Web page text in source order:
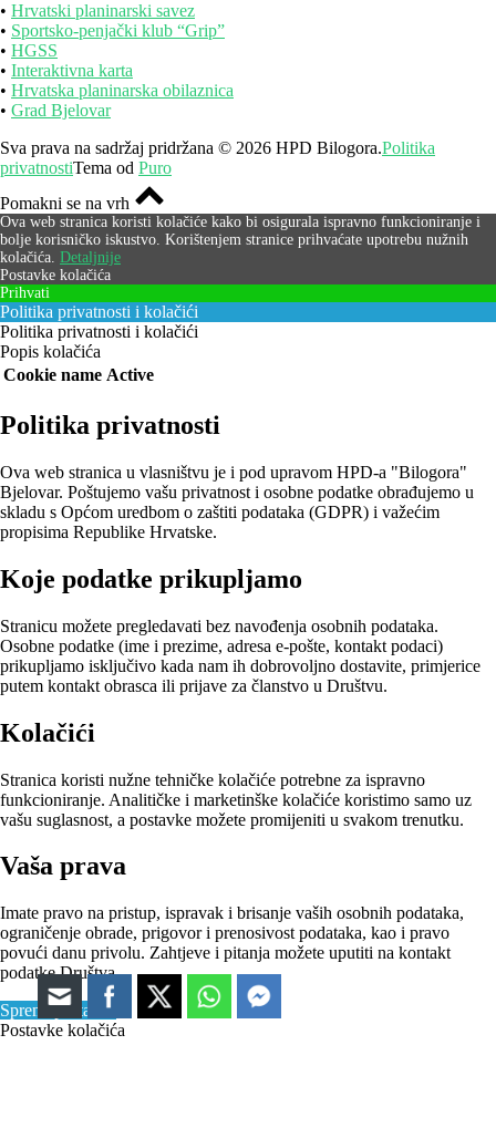
• Hrvatski planinarski savez
• Sportsko-penjački klub “Grip”
• HGSS
• Interaktivna karta
• Hrvatska planinarska obilaznica
• Grad Bjelovar
Sva prava na sadržaj pridržana © 2026 HPD Bilogora.Politika
privatnostiTema od Puro
Pomakni se na vrh
Ova web stranica koristi kolačiće kako bi osigurala ispravno funkcioniranje i
bolje korisničko iskustvo. Korištenjem stranice prihvaćate upotrebu nužnih
kolačića. Detaljnije
Postavke kolačića
Prihvati
Politika privatnosti i kolačići
Politika privatnosti i kolačići
Popis kolačića
Cookie name Active
Politika privatnosti
Ova web stranica u vlasništvu je i pod upravom HPD-a "Bilogora"
Bjelovar. Poštujemo vašu privatnost i osobne podatke obrađujemo u
skladu s Općom uredbom o zaštiti podataka (GDPR) i važećim
propisima Republike Hrvatske.
Koje podatke prikupljamo
Stranicu možete pregledavati bez navođenja osobnih podataka.
Osobne podatke (ime i prezime, adresa e-pošte, kontakt podaci)
prikupljamo isključivo kada nam ih dobrovoljno dostavite, primjerice
putem kontakt obrasca ili prijave za članstvo u Društvu.
Kolačići
Stranica koristi nužne tehničke kolačiće potrebne za ispravno
funkcioniranje. Analitičke i marketinške kolačiće koristimo samo uz
vašu suglasnost, a postavke možete promijeniti u svakom trenutku.
Vaša prava
Imate pravo na pristup, ispravak i brisanje vaših osobnih podataka,
ograničenje obrade, prigovor i prenosivost podataka, kao i pravo
povući danu privolu. Zahtjeve i pitanja možete uputiti na kontakt
podatke Društva.
Spremi postavke
Postavke kolačića